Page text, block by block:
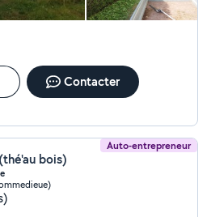
Contacter
Auto-entrepreneur
bois)